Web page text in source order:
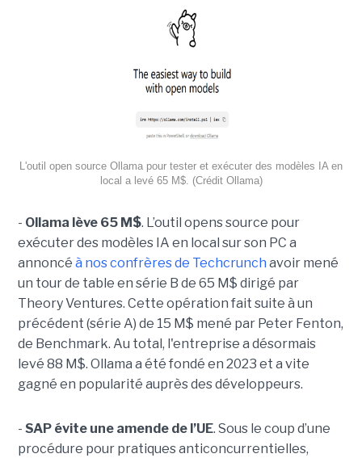
L'outil open source Ollama pour tester et exécuter des modèles IA en
local a levé 65 M$. (Crédit Ollama)
- Ollama lève 65 M$. L’outil opens source pour
exécuter des modèles IA en local sur son PC a
annoncé à nos confrères de Techcrunch avoir mené
un tour de table en série B de 65 M$ dirigé par
Theory Ventures. Cette opération fait suite à un
précédent (série A) de 15 M$ mené par Peter Fenton,
de Benchmark. Au total, l'entreprise a désormais
levé 88 M$. Ollama a été fondé en 2023 et a vite
gagné en popularité auprès des développeurs.
- SAP évite une amende de l’UE. Sous le coup d’une
procédure pour pratiques anticoncurrentielles,